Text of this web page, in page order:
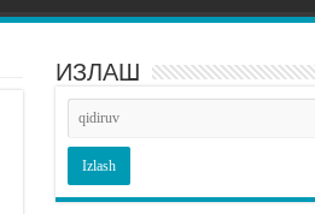
ИЗЛАШ